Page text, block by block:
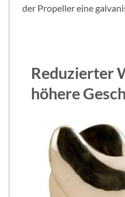
der Propeller eine
Reduzierter
höhere